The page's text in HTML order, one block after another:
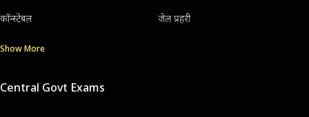
कॉन्स्टेबल जेल प्रहरी
Show More
Central Govt Exams